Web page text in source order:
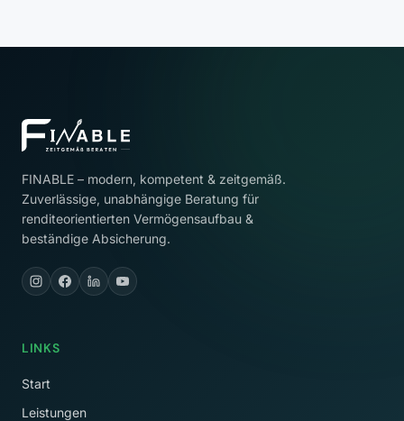
FINABLE – modern, kompetent & zeitgemäß.
Zuverlässige, unabhängige Beratung für
renditeorientierten Vermögensaufbau &
beständige Absicherung.
LINKS
Start
Leistungen